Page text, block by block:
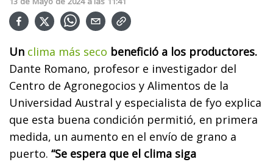
Un clima más seco benefició a los productores.
Dante Romano, profesor e investigador del
Centro de Agronegocios y Alimentos de la
Universidad Austral y especialista de fyo explica
que esta buena condición permitió, en primera
medida, un aumento en el envío de grano a
puerto. “Se espera que el clima siga